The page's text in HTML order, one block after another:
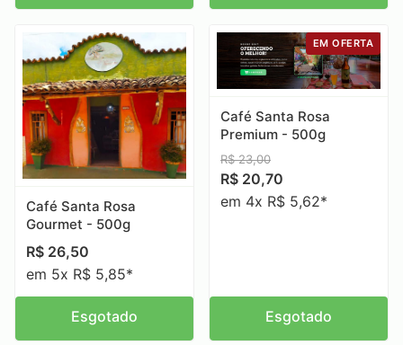
Café Santa Rosa
Gourmet - 500g
R$ 26,50
em 5x R$ 5,85*
Esgotado
EM OFERTA
Café Santa Rosa
Premium - 500g
R$23,00
R$ 20,70
em 4x R$ 5,62*
Esgotado